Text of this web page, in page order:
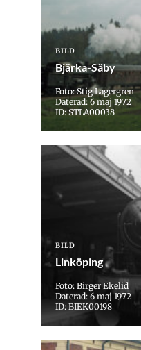
BILD
Bjärka-Säby
Foto: Stig Lagergren
Daterad: 6 maj 1972
ID: STLA00038
BILD
Linköping
Foto: Birger Ekelid
Daterad: 6 maj 1972
ID: BIEK00198